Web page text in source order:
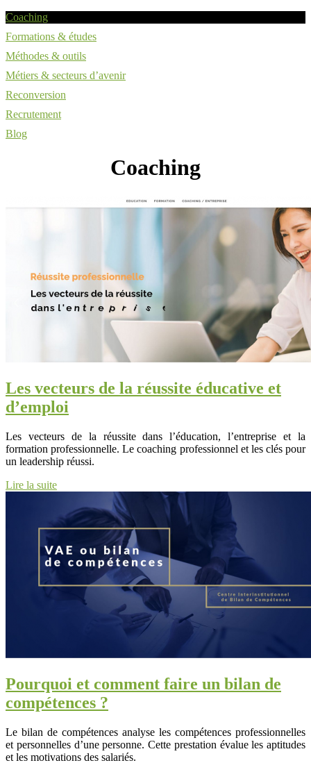
Coaching
Formations & études
Méthodes & outils
Métiers & secteurs d’avenir
Reconversion
Recrutement
Blog
Coaching
Les vecteurs de la réussite éducative et
d’emploi
Les vecteurs de la réussite dans l’éducation, l’entreprise et la
formation professionnelle. Le coaching professionnel et les clés pour
un leadership réussi.
Lire la suite
Pourquoi et comment faire un bilan de
compétences ?
Le bilan de compétences analyse les compétences professionnelles
et personnelles d’une personne. Cette prestation évalue les aptitudes
et les motivations des salariés.